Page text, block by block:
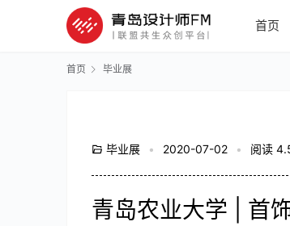
首页
首页 毕业展
毕业展 • 2020-07-02 • 阅读
青岛农业大学 | 首